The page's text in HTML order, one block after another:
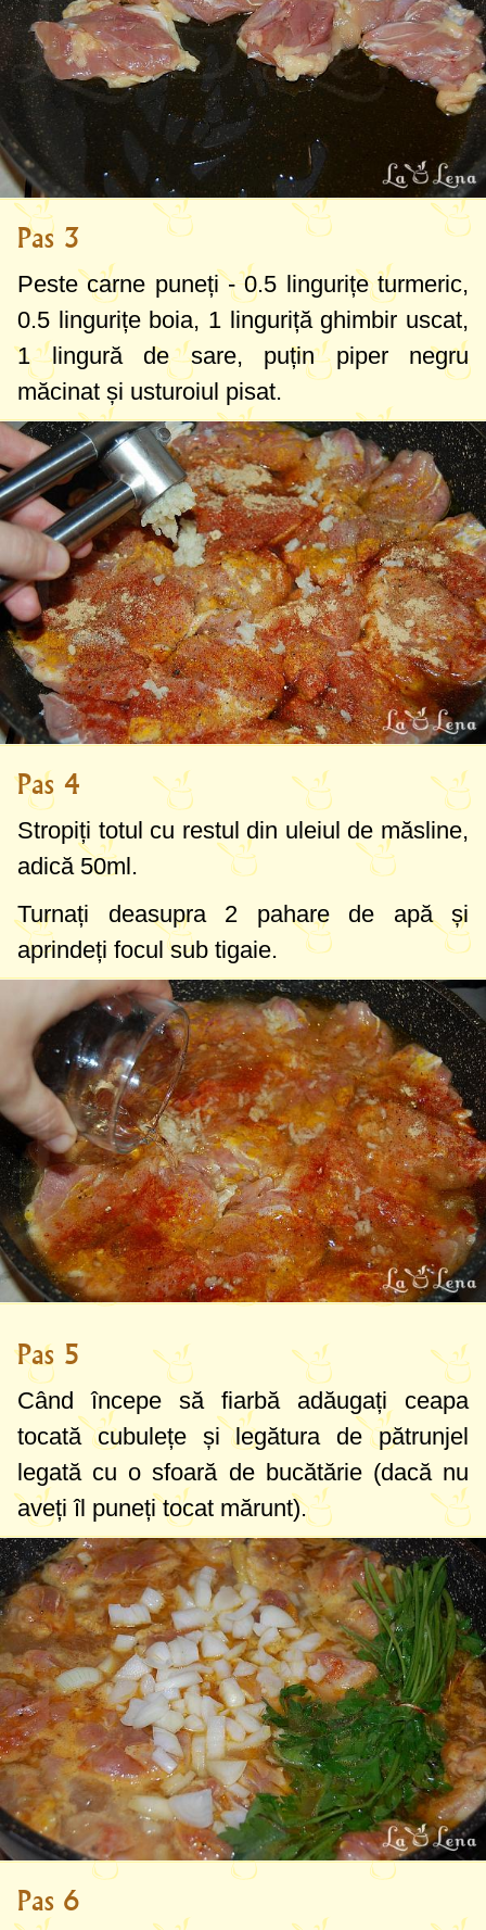
Pas 3
Peste carne puneți -0.5 lingurițeturmeric,
0.5 lingurițeboia, 1 lingurițăghimbir uscat,
1 lingurăde sare, puțin piper negru
măcinat și usturoiul pisat.
Pas 4
Stropiți totul cu restul din uleiul de măsline,
adică 50ml.
Turnați deasupra 2 paharede apă și
aprindeți focul sub tigaie.
Pas 5
Când începe să fiarbă adăugați ceapa
tocată cubulețe și legătura de pătrunjel
legată cu o sfoară de bucătărie (dacă nu
aveți îl puneți tocat mărunt).
Pas 6